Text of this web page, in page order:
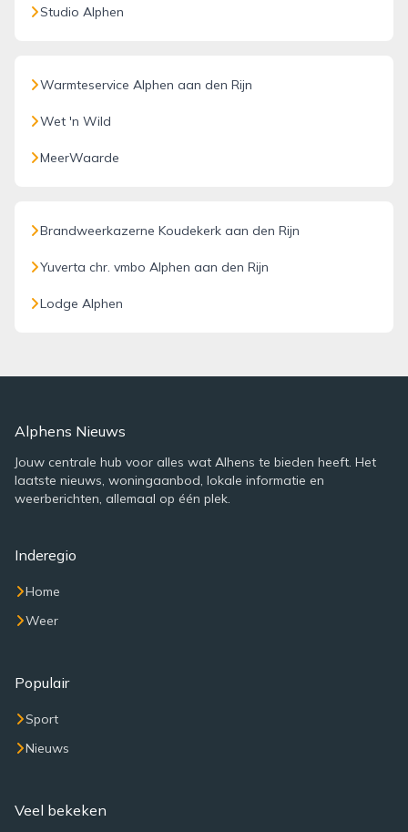
Studio Alphen
Warmteservice Alphen aan den Rijn
Wet 'n Wild
MeerWaarde
Brandweerkazerne Koudekerk aan den Rijn
Yuverta chr. vmbo Alphen aan den Rijn
Lodge Alphen
Alphens Nieuws
Jouw centrale hub voor alles wat Alhens te bieden heeft. Het
laatste nieuws, woningaanbod, lokale informatie en
weerberichten, allemaal op één plek.
Inderegio
Home
Weer
Populair
Sport
Nieuws
Veel bekeken